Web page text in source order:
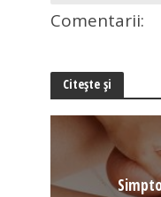
Comentarii:
Citește și